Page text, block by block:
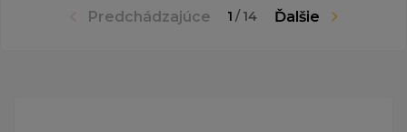
Predchádzajúce 1 / 14 Ďalšie